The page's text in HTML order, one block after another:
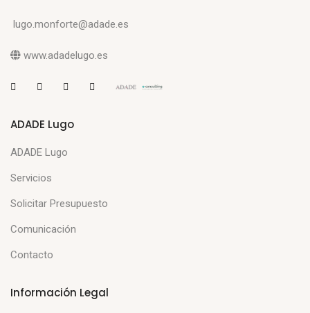
lugo.monforte@adade.es
www.adadelugo.es
ADADE Lugo
ADADE Lugo
Servicios
Solicitar Presupuesto
Comunicación
Contacto
Información Legal